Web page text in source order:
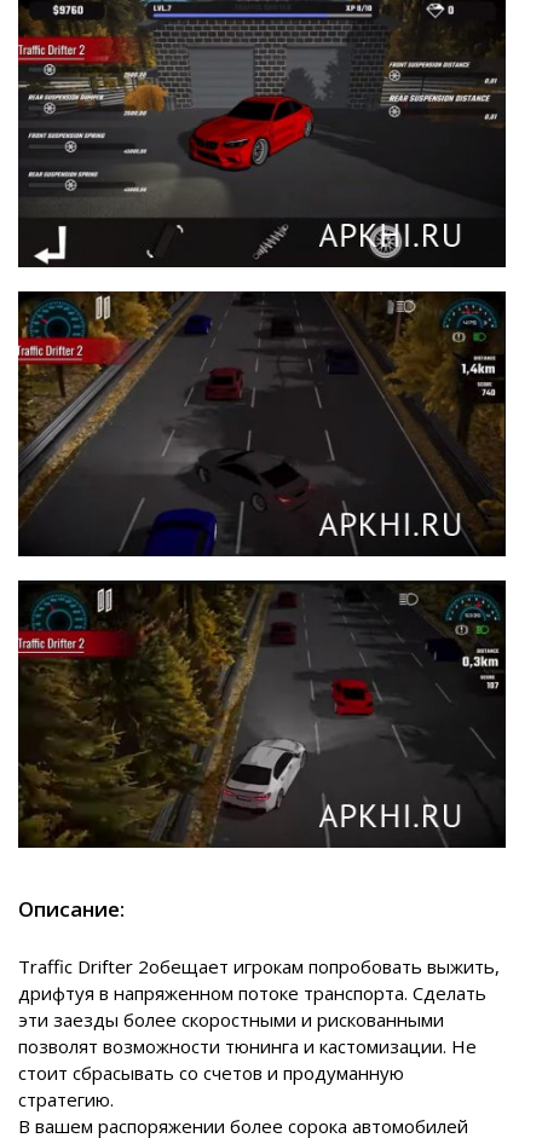
Описание:
Traffic Drifter 2обещает игрокам попробовать выжить,
дрифтуя в напряженном потоке транспорта. Сделать
эти заезды более скоростными и рискованными
позволят возможности тюнинга и кастомизации. Не
стоит сбрасывать со счетов и продуманную
стратегию.
В вашем распоряжении более сорока автомобилей